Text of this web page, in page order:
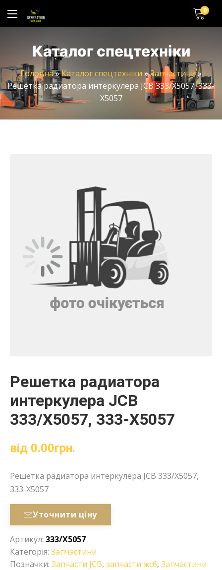
0
Каталог спецтехніки
Головна»Каталог спецтехніки »Запчастини»
Решетка радиатора интеркулера JCB 333/X5057, 333-
X5057
Решетка радиатора
интеркулера JCB
333/X5057, 333-X5057
від 0.00грн.
Решетка радиатора интеркулера JCB 333/X5057,
333-X5057
Уточнити ціну
Артикул: 333/X5057
Категорія: Запчастини
Позначки: Запчасти JCB, запчасти жсб, Запчастини